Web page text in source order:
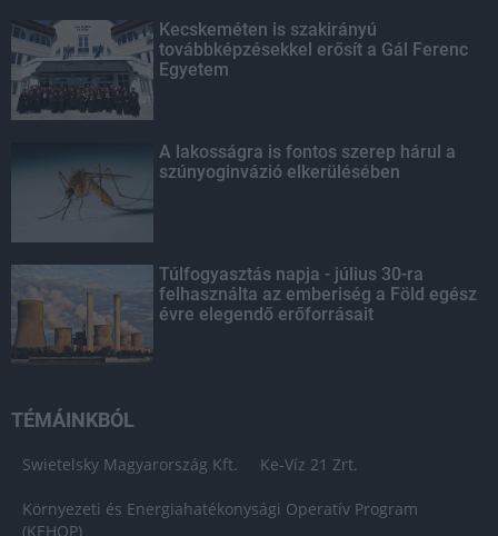
Kecskeméten is szakirányú
továbbképzésekkel erősít a Gál Ferenc
Egyetem
A lakosságra is fontos szerep hárul a
szúnyoginvázió elkerülésében
Túlfogyasztás napja - július 30-ra
felhasználta az emberiség a Föld egész
évre elegendő erőforrásait
TÉMÁINKBÓL
Swietelsky Magyarország Kft. Ke-Víz 21 Zrt.
Környezeti és Energiahatékonysági Operatív Program
(KEHOP)